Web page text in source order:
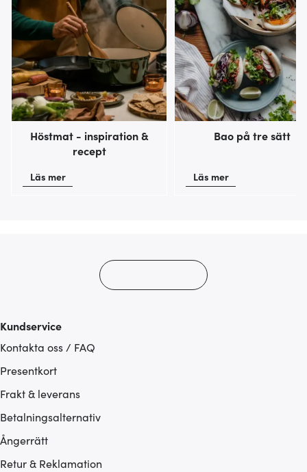
Höstmat - inspiration &
recept
Läs mer
Bao på tre sätt
Läs mer
Kundservice
Kontakta oss / FAQ
Presentkort
Frakt & leverans
Betalningsalternativ
Ångerrätt
Retur & Reklamation